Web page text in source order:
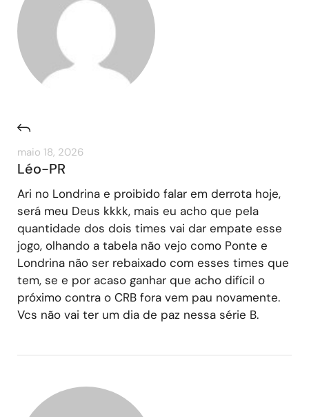
maio 18, 2026
Léo-PR
Ari no Londrina e proibido falar em derrota hoje,
será meu Deus kkkk, mais eu acho que pela
quantidade dos dois times vai dar empate esse
jogo, olhando a tabela não vejo como Ponte e
Londrina não ser rebaixado com esses times que
tem, se e por acaso ganhar que acho difícil o
próximo contra o CRB fora vem pau novamente.
Vcs não vai ter um dia de paz nessa série B.